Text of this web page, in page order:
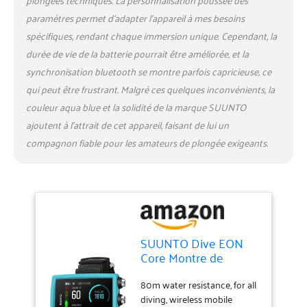
paramètres permet d’adapter l’appareil à mes besoins
spécifiques, rendant chaque immersion unique. Cependant, la
durée de vie de la batterie pourrait être améliorée, et la
synchronisation bluetooth se montre parfois capricieuse, ce
qui peut être frustrant. Malgré ces quelques inconvénients, la
couleur aqua blue et la solidité de la marque SUUNTO
ajoutent à l’attrait de cet appareil, faisant de lui un
compagnon fiable pour les amateurs de plongée exigeants.
SUUNTO Dive EON
Core Montre de
avec Écran Couleur
Facile à Lire, Étanche à
80m water resistance, for all
diving, wireless mobile